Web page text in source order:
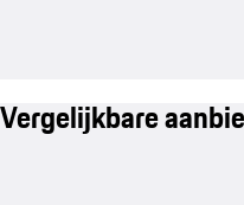
Vergelijkbare